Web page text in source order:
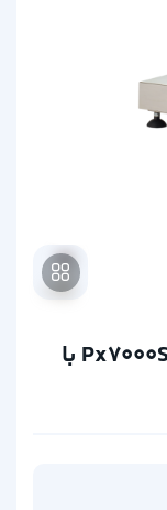
ترازو صنعتی تمام استیل پند Px7000SS با